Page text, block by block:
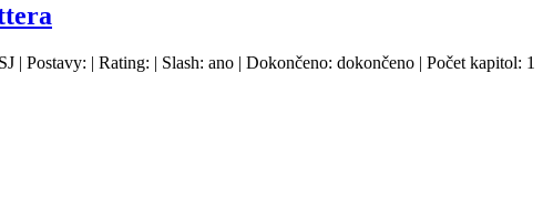
| Postavy: | Rating: | Slash: ano | Dokončeno: dokončeno | Počet kapitol: 1